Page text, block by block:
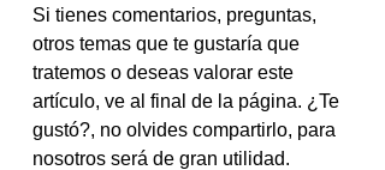
Si tienes comentarios, preguntas,
otros temas que te gustaría que
tratemos o deseas valorar este
artículo, ve al final de la página. ¿Te
gustó?, no olvides compartirlo, para
nosotros será de gran utilidad.